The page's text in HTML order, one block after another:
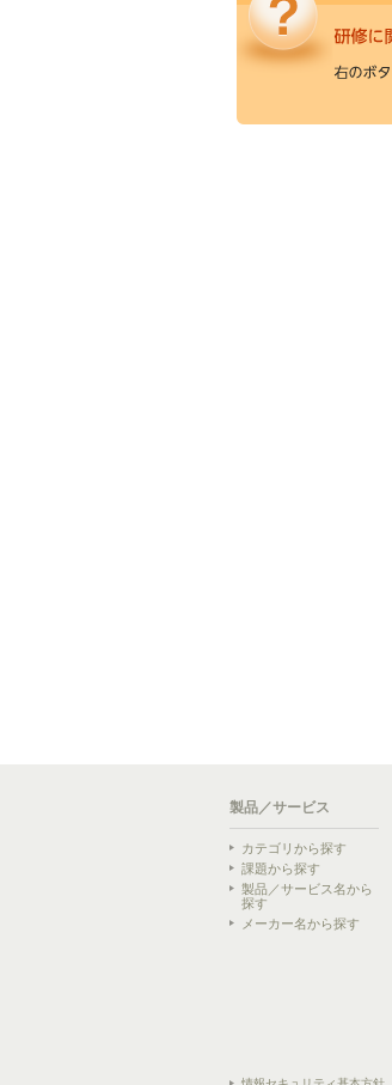
製品／サービス
カテゴリから探す
課題から探す
製品／サービス名から
探す
メーカー名から探す